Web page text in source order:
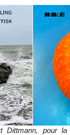
Dittmann, pour la